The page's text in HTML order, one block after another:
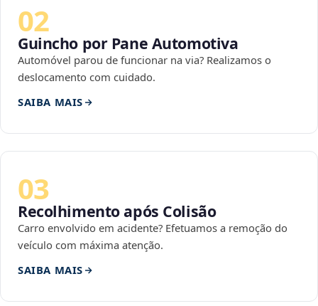
02
Guincho por Pane Automotiva
Automóvel parou de funcionar na via? Realizamos o
deslocamento com cuidado.
SAIBA MAIS
03
Recolhimento após Colisão
Carro envolvido em acidente? Efetuamos a remoção do
veículo com máxima atenção.
SAIBA MAIS